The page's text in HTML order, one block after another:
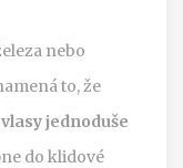
nebo
to, že
jednoduše
do klidové